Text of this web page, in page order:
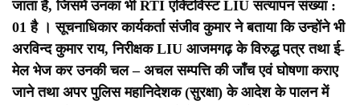
जाता है, जिसमें उनका भी RTI एक्टिविस्ट LIU सत्यापन संख्या :
01 है ।सूचनाधिकार कार्यकर्ता संजीव कुमार ने बताया कि उन्होंने भी
अरविन्द कुमार राय, निरीक्षक LIU आजमगढ़ के विरुद्ध पत्र तथा ई-
मेल भेज कर उनकी चल – अचल सम्पत्ति की जाँच एवं घोषणा कराए
जाने तथा अपर पुलिस महानिदेशक (सुरक्षा) के आदेश के पालन में